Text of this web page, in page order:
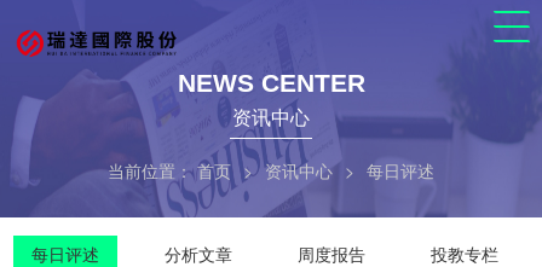
NEWS CENTER
资讯中心
当前位置：首页 > 资讯中心 > 每日评述
每日评述 分析文章 周度报告
投教专栏